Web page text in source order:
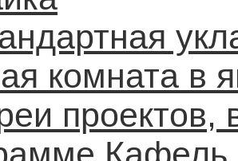
комната в